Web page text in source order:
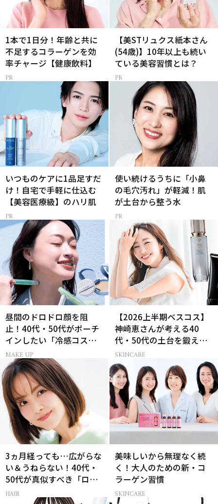
1本で1日分！年齢と共に
不足するコラーゲンを効
率チャージ【健康飲料】
【美STリュクス紙本さん
(54歳)】10年以上も続い
ている美容習慣とは？
いつものケアに1品足すだ
け！自宅で手軽に仕込む
【美容医療級】のハリ肌
使い続けるうちに「小鼻
の毛穴汚れ」が軽減！肌
が土台から整う水
昼間のドロドロ顔を阻
止！40代・50代がポーチ
インしたい「冷感コス
メ」5選
MAKE UP
【2026上半期ベスコス】
神崎恵さんが考える40
代・50代の土台を鍛える
肌投資名品
SKINCARE
3ヵ月経っても…広がらな
い＆うねらない！40代・
50代が真似すべき「ロー
レイヤーボブ」
HAIR
美味しいから無理なく続
く！大人のための新・コ
ラーゲン習慣
SKINCARE